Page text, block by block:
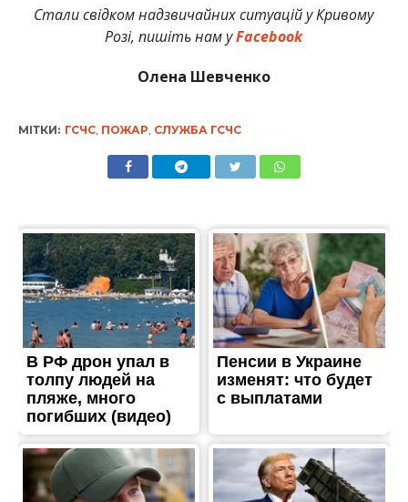
Стали свідком надзвичайних ситуацій у Кривому
Розі, пишіть нам уFacebook
Олена Шевченко
МІТКИ: ГСЧС, ПОЖАР СЛУЖБА ГСЧС